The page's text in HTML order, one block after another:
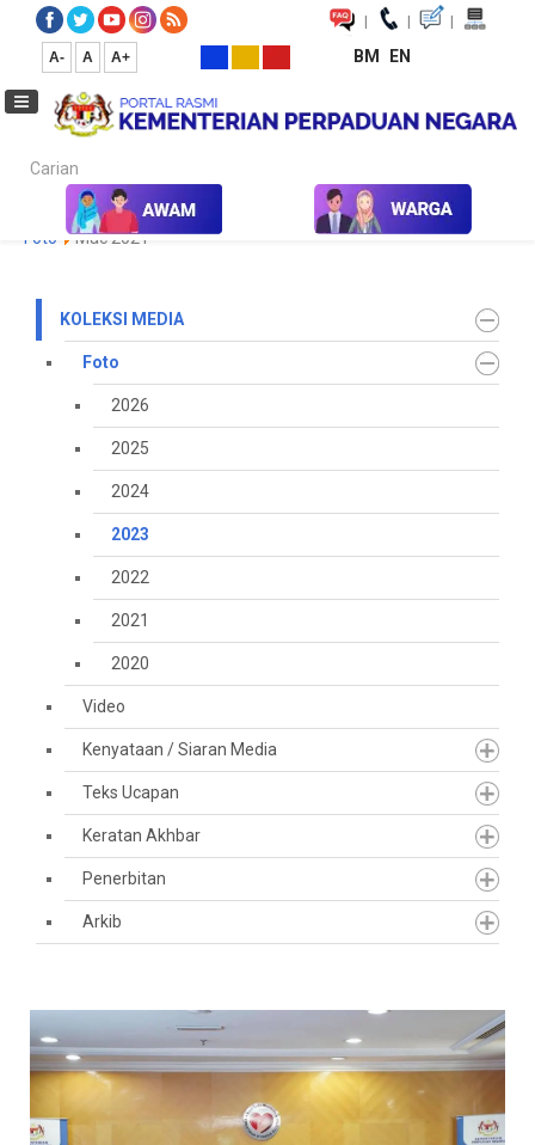
| | |
A- A A+ BM EN
Carian...
Laman Utama Media Koleksi Media Foto 2023
Galeri
Foto
Mac 2021
KOLEKSI MEDIA
Foto
2026
2025
2024
2023
2022
2021
2020
Video
Kenyataan / Siaran Media
Teks Ucapan
Keratan Akhbar
Penerbitan
Arkib